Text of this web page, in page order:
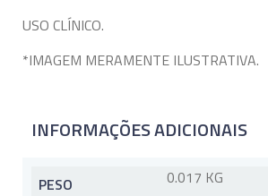
USO CLÍNICO.
*IMAGEM MERAMENTE ILUSTRATIVA.
INFORMAÇÕES ADICIONAIS
PESO
0.017 KG